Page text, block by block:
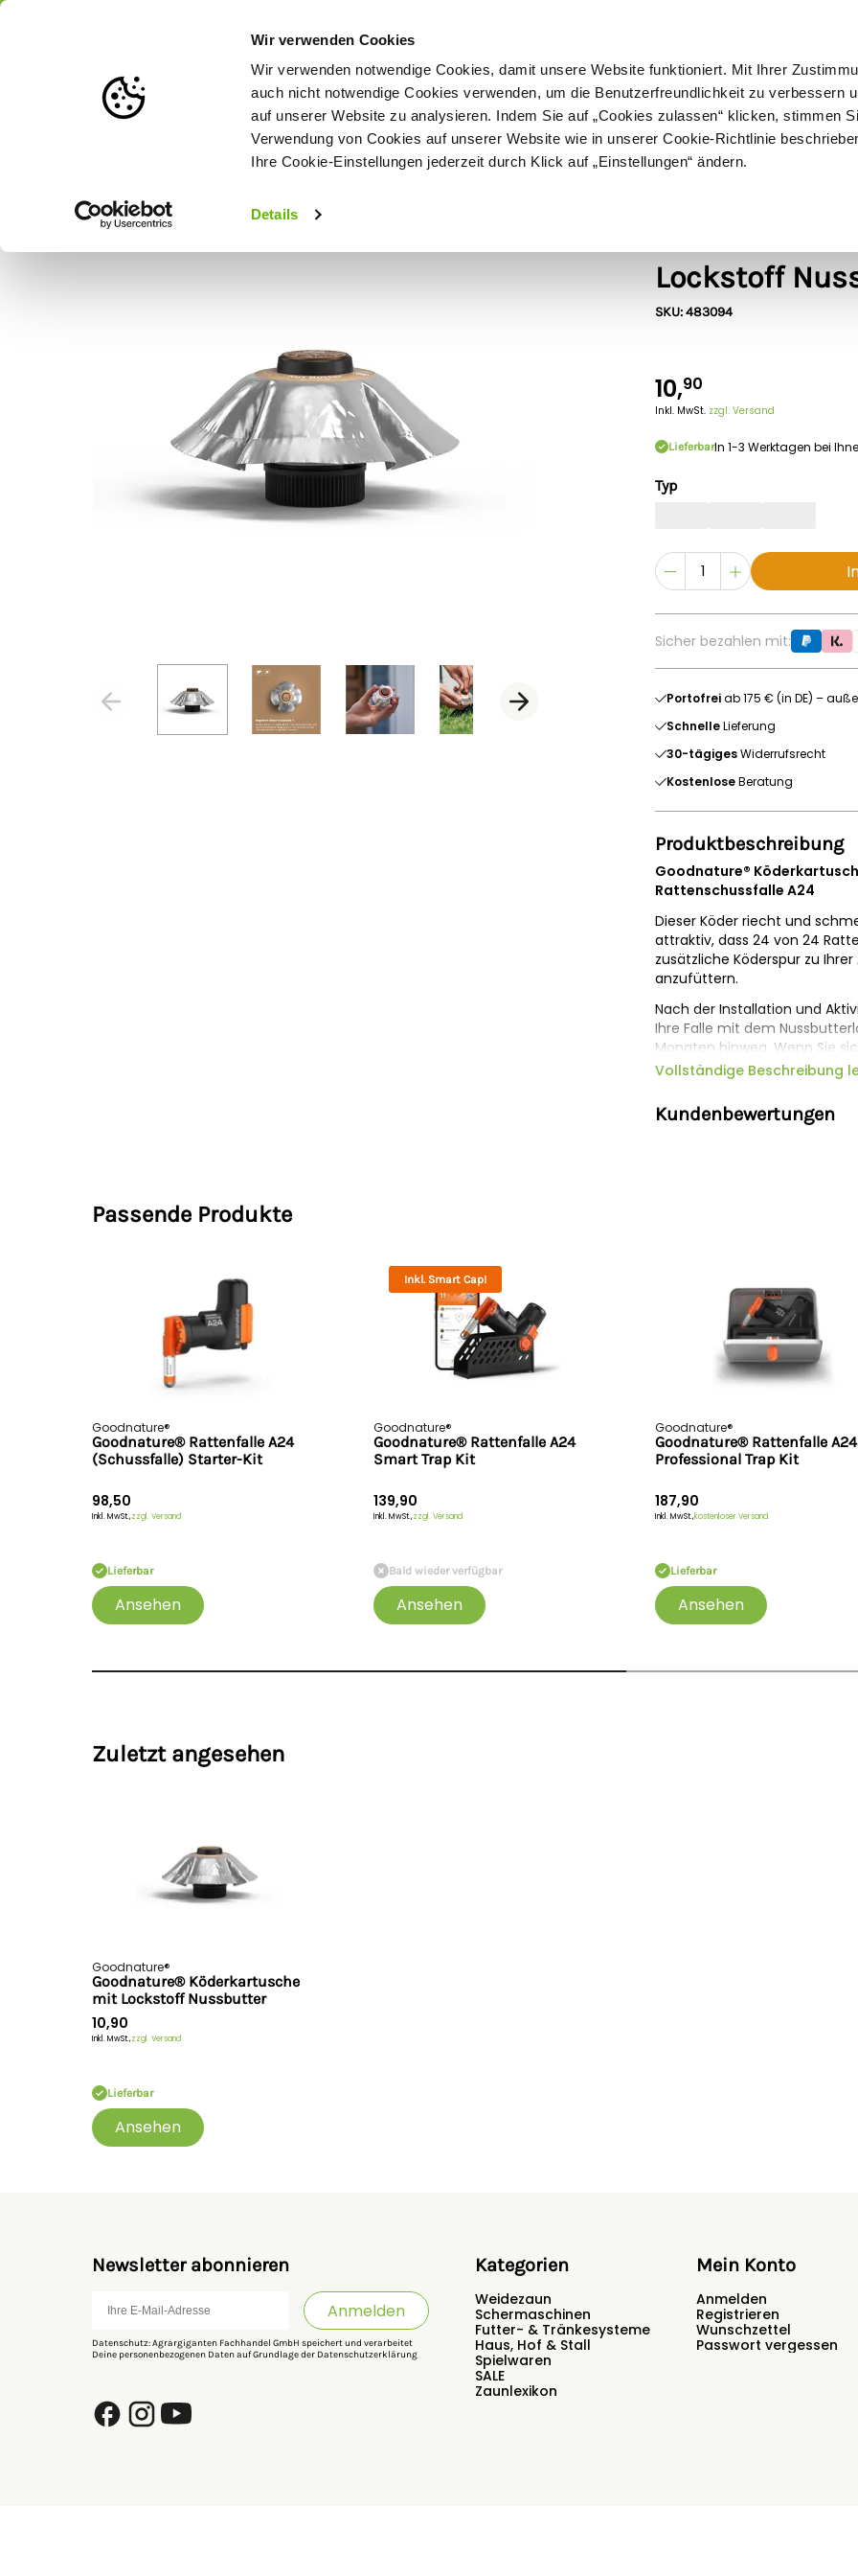
Wir verwenden Cookies
Wir verwenden notwendige Cookies, damit unsere Website funktioniert. Mit Ihrer
auch nicht notwendige Cookies verwenden, um die Benutzerfreundlichkeit zu verbessern
auf unserer Website zu analysieren. Indem Sie auf „Cookies zulassen“ klicken, stimmen
Verwendung von Cookies auf unserer Website wie in unserer Cookie-Richtlinie
Ihre Cookie-Einstellungen jederzeit durch Klick auf „Einstellungen“ ändern.
Details
Weidezaun Zaunlösungen nach Tierart Schermaschinen Futter- & Tränkesysteme Haus, Hof
Lockstoff
SKU: 483094
10,90
Inkl. MwSt. zzgl. Versand
LieferbarIn 1-3 Werktagen bei
Typ
Sicher bezahlen mit:
Portofreiab 175 € (in DE) –
SchnelleLieferung
30-tägigesWiderrufsrecht
KostenloseBeratung
Produktbeschreibung
Goodnature®
Rattenschussfalle A24
Dieser Köder riecht und
attraktiv, dass 24 von 24
zusätzliche Köderspur zu
anzufüttern.
Nach der Installation und
Ihre Falle mit dem
Monaten hinweg. Wenn Sie
steigern Sie den Erfolg beim
Vollständige Beschreibung
Kundenbewertungen
Passende Produkte
Goodnature®
Goodnature® Rattenfalle A24
(Schussfalle) Starter-Kit
98,50
Inkl. MwSt.,zzgl. Versand
Lieferbar
Ansehen
Inkl. Smart Cap!
Goodnature®
Goodnature® Rattenfalle A24
Smart Trap Kit
139,90
Inkl. MwSt.,zzgl. Versand
Bald wieder verfügbar
Ansehen
Goodnature®
Goodnature® Rattenfalle A24
Professional Trap Kit
187,90
Inkl. MwSt.,kostenloser Versand
Lieferbar
Ansehen
Zuletzt angesehen
Goodnature®
Goodnature® Köderkartusche
mit Lockstoff Nussbutter
10,90
Inkl. MwSt.,zzgl. Versand
Lieferbar
Ansehen
Newsletter abonnieren
Anmelden
Datenschutz: Agrargiganten Fachhandel GmbH speichert und verarbeitet
Deine personenbezogenen Daten auf Grundlage der Datenschutzerklärung
Kategorien
Weidezaun
Schermaschinen
Futter- & Tränkesysteme
Haus, Hof & Stall
Spielwaren
SALE
Zaunlexikon
Mein Konto
Anmelden
Registrieren
Wunschzettel
Passwort vergessen